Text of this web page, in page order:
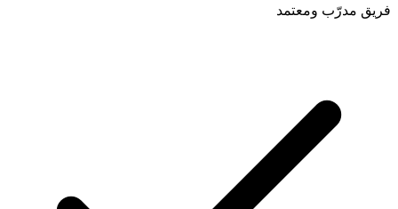
فريق مدرّب ومعتمد